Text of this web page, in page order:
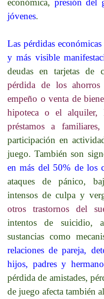
económica, presión del
jóvenes.
Las pérdidas
y más visible
deudas en tarjetas de
pérdida de los ahorros
empeño o venta de
hipoteca o el alquiler,
préstamos a
participación en
juego. También son
en más del 50% de los
ataques de pánico,
intensos de culpa y
otros trastornos del
intentos de suicidio,
sustancias como
relaciones de pareja,
hijos, padres y
pérdida de amistades,
de juego afecta también